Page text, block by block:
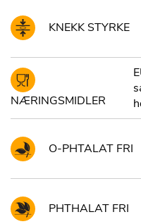
KNEKK STYRKE
NÆRINGSMIDLER
O-PHTALAT FRI
PHTHALAT FRI